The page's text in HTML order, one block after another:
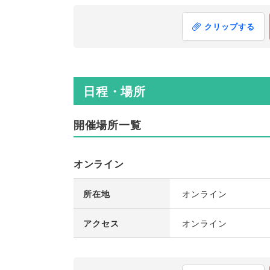
クリップする
日程・場所
開催場所一覧
オンライン
所在地 オンライン
アクセス オンライン